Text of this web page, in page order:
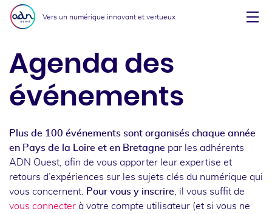
Aller au menu
Aller au contenu
Vers un numérique innovant et vertueux
Agenda des
événements
Plus de 100 événements sont organisés chaque année
en Pays de la Loire et en Bretagne par les adhérents
ADN Ouest, afin de vous apporter leur expertise et
retours d’expériences sur les sujets clés du numérique qui
vous concernent.
Pour vous y inscrire , il vous suffit de
vous connecter à votre compte utilisateur (et si vous ne